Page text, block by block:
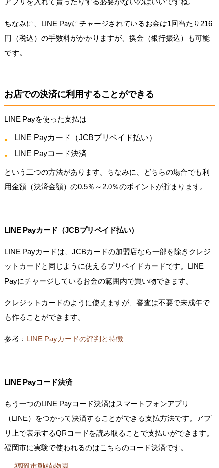
ちなみに、LINE Payにチャージされているお金は1回当たり216
円（税込）の手数料がかかりますが、換金（銀行振込）も可能
です。
お店での決済に利用することができる
LINE Payを使った支払は
LINE Payカード（JCBプリペイド払い）
LINE Payコード決済
という二つの方法があります。ちなみに、どちらの場合でも利
用金額（決済金額）の0.5％～2.0％のポイントが貯まります。
LINE Payカード（JCBプリペイド払い）
LINE Payカードは、JCBカードの加盟店なら一部を除きクレジ
ットカードと同じように使えるプリペイドカードです。LINE
Payにチャージしているお金の範囲内で買い物できます。
クレジットカードのように使えますが、審査は不要で未成年で
も作ることができます。
参考： LINE Payカードの評判と特徴
LINE Payコード決済
もう一つのLINE Payコード決済はスマートフォンアプリ
（LINE）をつかって決済することができる支払方法です。アプ
リ上で表示するQRコードを読み取ることで支払いができます。
福岡市に実験で使われるのはこちらのコード決済です。
福岡市動植物園